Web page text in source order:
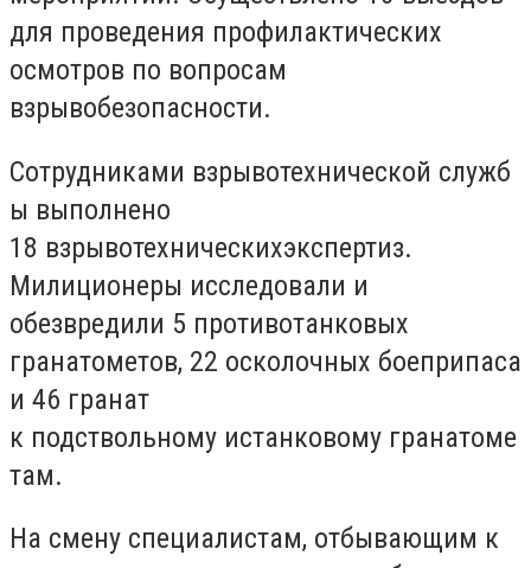
для проведения профилактических
осмотров по вопросам
взрывобезопасности.
Сотрудниками взрывотехнической служб
ы выполнено
18 взрывотехническихэкспертиз.
Милиционеры исследовали и
обезвредили 5 противотанковых
гранатометов, 22 осколочных боеприпаса
и 46 гранат
к подствольному истанковому гранатоме
там.
На смену специалистам, отбывающим к